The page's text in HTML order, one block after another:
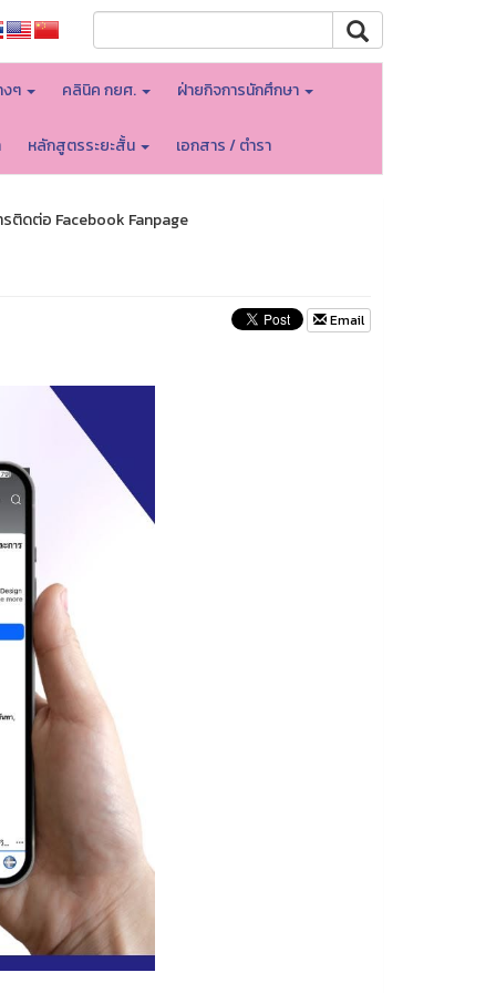
งๆ คลินิค กยศ. ฝ่ายกิจการนักศึกษา
หลักสูตรระยะสั้น เอกสาร / ตำรา
ติดต่อ Facebook Fanpage
Email